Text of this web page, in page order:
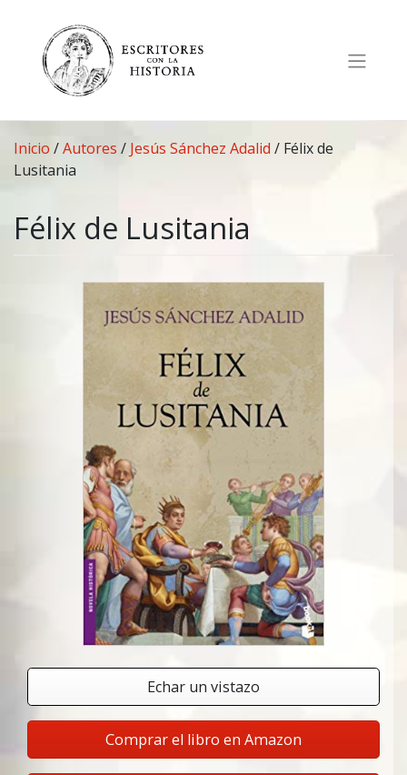
contenido
Inicio /Autores / Jesús Sánchez Adalid / Félix de
Lusitania
Félix de Lusitania
Echar un vistazo
Comprar el libro en Amazon